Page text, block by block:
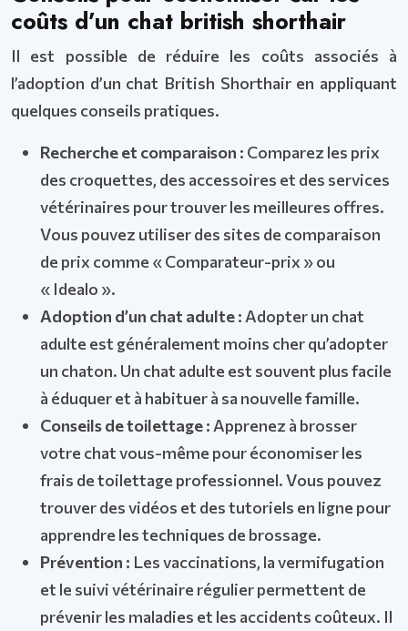
coûts d’un chat british shorthair
Il est possible de réduire les coûts associés à
l’adoption d’un chat British Shorthair en appliquant
quelques conseils pratiques.
Recherche et comparaison : Comparez les prix
des croquettes, des accessoires et des services
vétérinaires pour trouver les meilleures offres.
Vous pouvez utiliser des sites de comparaison
de prix comme « Comparateur-prix » ou
« Idealo ».
Adoption d’un chat adulte : Adopter un chat
adulte est généralement moins cher qu’adopter
un chaton. Un chat adulte est souvent plus facile
à éduquer et à habituer à sa nouvelle famille.
Conseils de toilettage : Apprenez à brosser
votre chat vous-même pour économiser les
frais de toilettage professionnel. Vous pouvez
trouver des vidéos et des tutoriels en ligne pour
apprendre les techniques de brossage.
Prévention : Les vaccinations, la vermifugation
et le suivi vétérinaire régulier permettent de
prévenir les maladies et les accidents coûteux. Il